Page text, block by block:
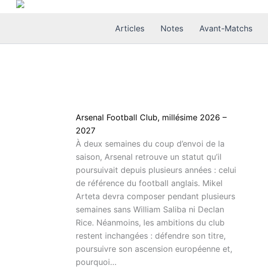
Aller
Articles Notes Avant-Matchs
Arsenal Football Club, millésime 2026 –
2027
À deux semaines du coup d’envoi de la
saison, Arsenal retrouve un statut qu’il
poursuivait depuis plusieurs années : celui
de référence du football anglais. Mikel
Arteta devra composer pendant plusieurs
semaines sans William Saliba ni Declan
Rice. Néanmoins, les ambitions du club
restent inchangées : défendre son titre,
poursuivre son ascension européenne et,
pourquoi…